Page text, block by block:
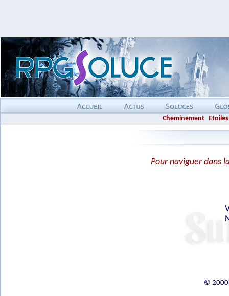
Cheminement Etoiles
Pour naviguer dans
© 2000